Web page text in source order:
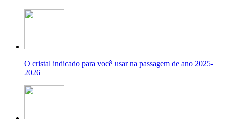
O cristal indicado para você usar na passagem de ano 2025-
2026